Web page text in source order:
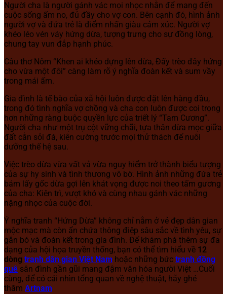
Người cha là người gánh vác mọi nhọc nhằn để mang đến
cuộc sống ấm no, đủ đầy cho vợ con. Bên cạnh đó, hình ảnh
người vợ và đứa trẻ là điểm nhấn giàu cảm xúc. Người vợ
khéo léo vén váy hứng dừa, tượng trưng cho sự đồng lòng,
chung tay vun đắp hạnh phúc.
Câu thơ Nôm “Khen ai khéo dựng lên dừa, Đấy trèo đây hứng
cho vừa một đôi” càng làm rõ ý nghĩa đoàn kết và sum vầy
trong mái ấm.
Gia đình là tế bào của xã hội luôn được đặt lên hàng đầu,
trong đó tình nghĩa vợ chồng và cha con luôn được coi trọng
hơn những ràng buộc quyền lực của triết lý “Tam Cương”.
Người cha như một trụ cột vững chãi, tựa thân dừa mọc giữa
đất cằn sỏi đá, kiên cường trước mọi thử thách để nuôi
dưỡng thế hệ sau.
Việc trèo dừa vừa vất vả vừa nguy hiểm trở thành biểu tượng
của sự hy sinh và tình thương vô bờ. Hình ảnh những đứa trẻ
bám lấy gốc dừa gợi lên khát vọng được noi theo tấm gương
của cha: Kiên trì, vượt khó và cùng nhau gánh vác những
nặng nhọc của cuộc đời.
Ý nghĩa tranh “Hứng Dừa” không chỉ nằm ở vẻ đẹp dân gian
mộc mạc mà còn ẩn chứa thông điệp sâu sắc về tình yêu, sự
gắn bó và đoàn kết trong gia đình. Để khám phá thêm sự đa
dạng của hội họa truyền thống, bạn có thể tìm hiểu về 12
dòng tranh dân gian Việt Nam hoặc những bức tranh đồng
quê sân đình gần gũi mang đậm văn hóa người Việt …Cuối
cùng, để có cái nhìn tổng quan về nghệ thuật, hãy ghé
thăm Artnam